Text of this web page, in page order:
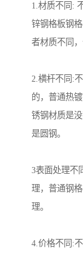
1.材质不同:
锌钢格板钢
者材质不同，
2.横杆不同:
的，普通热
锈钢材质是
是圆钢。
3表面处理不
理，普通钢
理。
4.价格不同: